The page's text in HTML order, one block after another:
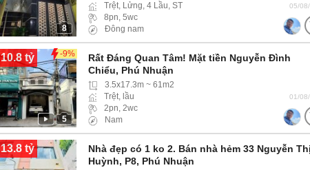
8
Trệt, Lửng, 4 Lầu, ST
8pn, 5wc
Đông nam
05/
10.8 tỷ -9%
5
Rất Đáng Quan Tâm! Mặt tiền Nguyễn Đình
Chiểu, Phú Nhuận
3.5x17.3m ~ 61m2
Trệt, lầu
2pn, 2wc
Nam
01/
13.8 tỷ
Nhà đẹp có 1 ko 2. Bán nhà hẻm 33 Nguyễn Thị
Huỳnh, P8, Phú Nhuận